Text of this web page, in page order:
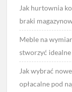
Jak hurtownia
braki
Meble na
stworzyć
Jak wybrać
opłacalne pod